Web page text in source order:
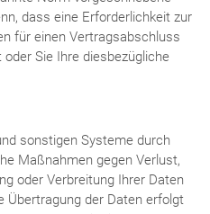
dass eine Erforderlichkeit zur
für einen Vertragsabschluss
Sie Ihre diesbezügliche
sonstigen Systeme durch
Maßnahmen gegen Verlust,
oder Verbreitung Ihrer Daten
Übertragung der Daten erfolgt